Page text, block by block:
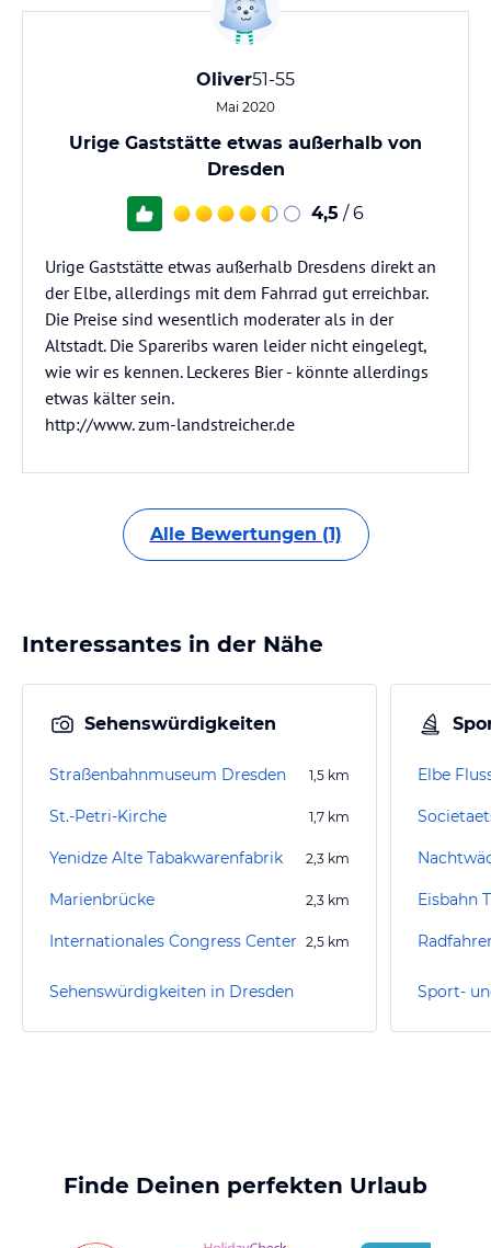
Oliver51-55
Mai 2020
Urige Gaststätte etwas außerhalb von
Dresden
4,5 / 6
Urige Gaststätte etwas außerhalb Dresdens direkt an
der Elbe, allerdings mit dem Fahrrad gut erreichbar.
Die Preise sind wesentlich moderater als in der
Altstadt. Die Spareribs waren leider nicht eingelegt,
wie wir es kennen. Leckeres Bier - könnte allerdings
etwas kälter sein.
http://www. zum-landstreicher.de
Alle Bewertungen (1)
Interessantes in der Nähe
Sehenswürdigkeiten
Straßenbahnmuseum Dresden 1,5 km
St.-Petri-Kirche 1,7 km
Yenidze Alte Tabakwarenfabrik 2,3 km
Marienbrücke 2,3 km
Internationales Congress Center 2,5 km
Sehenswürdigkeiten in Dresden
Elbe
Finde Deinen perfekten Urlaub